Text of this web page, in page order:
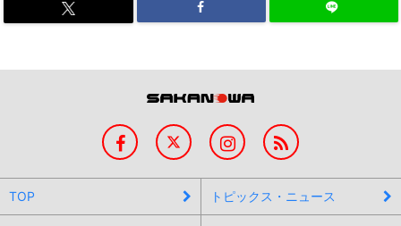
TOP トピックス・ニュース